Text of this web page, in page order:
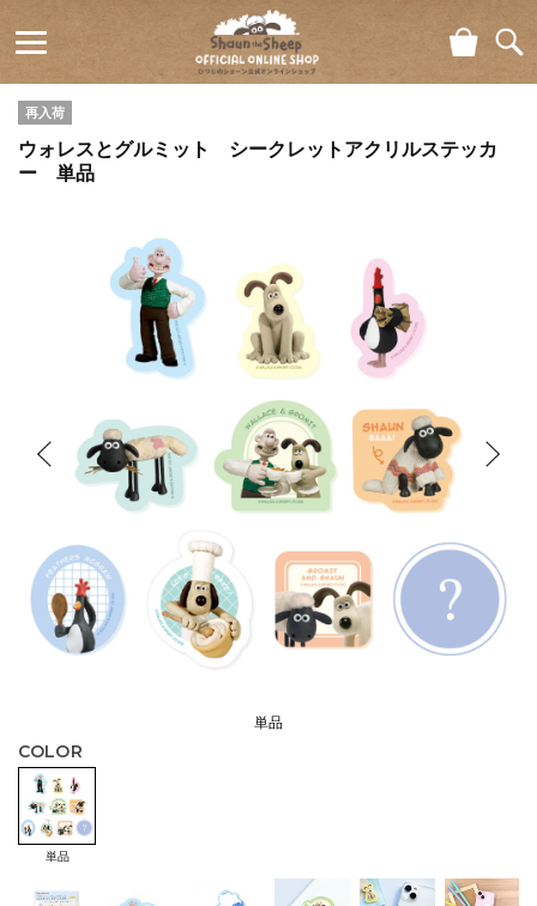
ひつじの
Shaun
the Sheep
Official
Online
Shop
ト
再入荷
ウォレスとグルミット シークレットアクリルステッカ
ー 単品
単品
COLOR
単品